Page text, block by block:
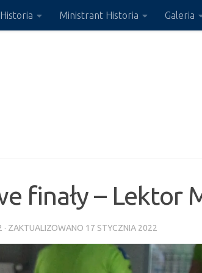
Ministrant Historia Galeria
finały – Lektor
· ZAKTUALIZOWANO 17 STYCZNIA 2022